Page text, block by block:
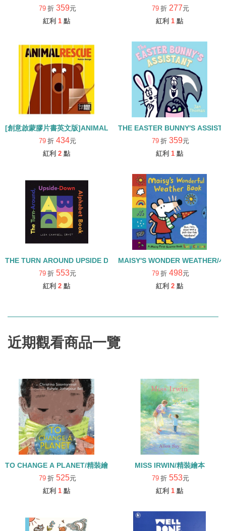
79 折 359元
紅利 1 點
79 折 277元
紅利 1 點
[創意啟蒙膠片書英文版]ANIMAL RESCUE/精裝
79 折 434元
紅利 2 點
THE EASTER BUNNY'S
79 折 359元
紅利 1 點
THE TURN AROUND UPSIDE DOWN ALPHABET BOOK/精裝
79 折 553元
紅利 2 點
MAISY'S WONDER WEATHER/
79 折 498元
紅利 2 點
近期觀看商品一覽
TO CHANGE A PLANET/精裝繪本
79 折 525元
紅利 1 點
MISS IRWIN/精裝繪本
79 折 553元
紅利 1 點